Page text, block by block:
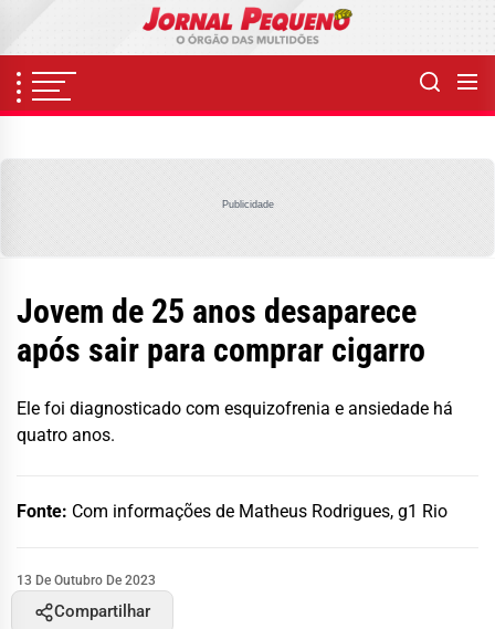
content
Publicidade
Jovem de 25 anos desaparece
após sair para comprar cigarro
Ele foi diagnosticado com esquizofrenia e ansiedade há
quatro anos.
Fonte: Com informações de Matheus Rodrigues, g1 Rio
13 De Outubro De 2023
Compartilhar